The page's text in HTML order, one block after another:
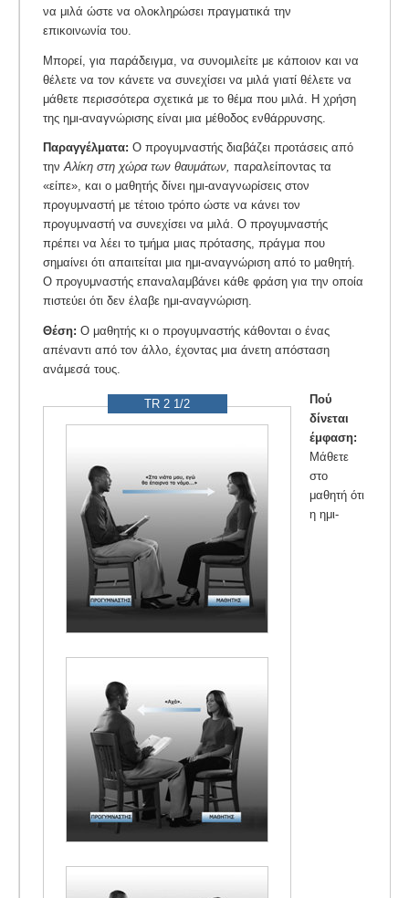
να μιλά ώστε να ολοκληρώσει πραγματικά την
επικοινωνία του.
Μπορεί, για παράδειγμα, να συνομιλείτε με κάποιον και να
θέλετε να τον κάνετε να συνεχίσει να μιλά γιατί θέλετε να
μάθετε περισσότερα σχετικά με το θέμα που μιλά. Η χρήση
της ημι-αναγνώρισης είναι μια μέθοδος ενθάρρυνσης.
Παραγγέλματα: Ο προγυμναστής διαβάζει προτάσεις από
τηνΑλίκη στη χώρα των θαυμάτων, παραλείποντας τα
«είπε», και ο μαθητής δίνει ημι-αναγνωρίσεις στον
προγυμναστή με τέτοιο τρόπο ώστε να κάνει τον
προγυμναστή να συνεχίσει να μιλά. Ο προγυμναστής
πρέπει να λέει το τμήμα μιας πρότασης, πράγμα που
σημαίνει ότι απαιτείται μια ημι-αναγνώριση από το μαθητή.
Ο προγυμναστής επαναλαμβάνει κάθε φράση για την οποία
πιστεύει ότι δεν έλαβε ημι-αναγνώριση.
Θέση: Ο μαθητής κι ο προγυμναστής κάθονται ο ένας
απέναντι από τον άλλο, έχοντας μια άνετη απόσταση
ανάμεσά τους.
TR 2 1/2
Πού
δίνεται
έμφαση:
Μάθετε
στο
μαθητή ότι
η ημι-